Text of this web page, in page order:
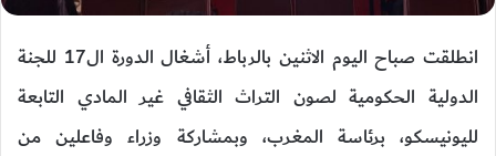
انطلقت صباح اليوم الاثنين بالرباط، أشغال الدورة ال17 للجنة
الدولية الحكومية لصون التراث الثقافي غير المادي التابعة
لليونيسكو، برئاسة المغرب، وبمشاركة وزراء وفاعلين من